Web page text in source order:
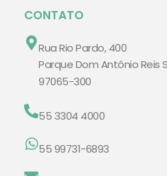
CONTATO
Rua Rio Pardo, 400
Parque Dom Antônio Reis
97065-300
55 3304 4000
55 99731-6893